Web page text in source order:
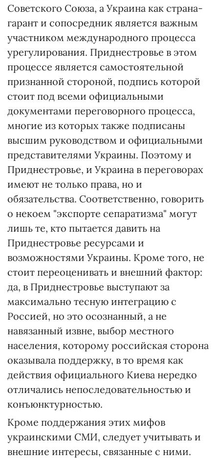
Советского Союза, а Украина как страна-
гарант и сопосредник является важным
участником международного процесса
урегулирования. Приднестровье в этом
процессе является самостоятельной
признанной стороной, подпись которой
стоит под всеми официальными
документами переговорного процесса,
многие из которых также подписаны
высшим руководством и официальными
представителями Украины. Поэтому и
Приднестровье, и Украина в переговорах
имеют не только права, но и
обязательства. Соответственно, говорить
о некоем "экспорте сепаратизма" могут
лишь те, кто пытается давить на
Приднестровье ресурсами и
возможностями Украины. Кроме того, не
стоит переоценивать и внешний фактор:
да, в Приднестровье выступают за
максимально тесную интеграцию с
Россией, но это осознанный, а не
навязанный извне, выбор местного
населения, которому российская сторона
оказывала поддержку, в то время как
действия официального Киева нередко
отличались непоследовательностью и
конъюнктурностью.
Кроме поддержания этих мифов
украинскими СМИ, следует учитывать и
внешние интересы, связанные с ними.